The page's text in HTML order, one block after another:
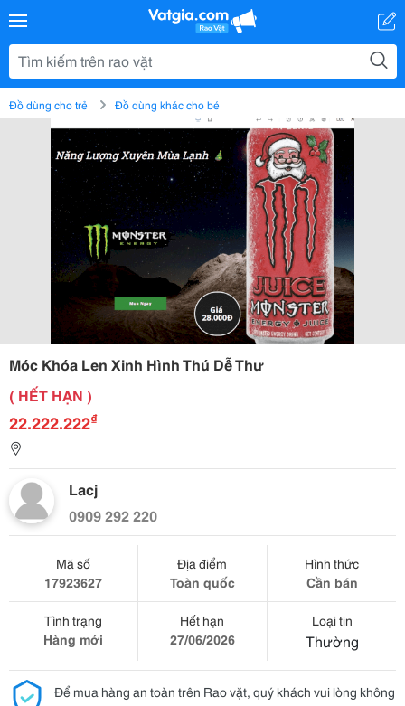
Đồ dùng cho trẻ Đồ dùng khác cho bé
Móc Khóa Len Xinh Hình Thú Dễ Thư
( HẾT HẠN )
22.222.222₫
Lacj
0909 292 220
Mã số
17923627
Địa điểm
Toàn quốc
Hình thức
Cần bán
Tình trạng
Hàng mới
Hết hạn
27/06/2026
Loại tin
Thường
Để mua hàng an toàn trên Rao vặt, quý khách vui lòng không